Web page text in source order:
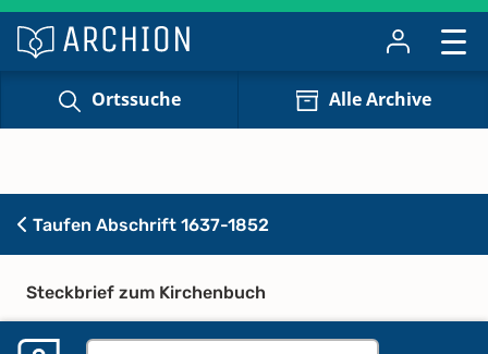
Ortssuche Alle Archive
Taufen Abschrift 1637-1852
Steckbrief zum Kirchenbuch